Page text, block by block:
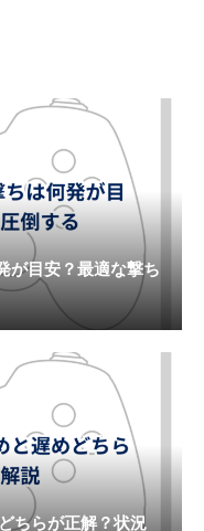
が目安？最適な撃ち
ちらが正解？状況